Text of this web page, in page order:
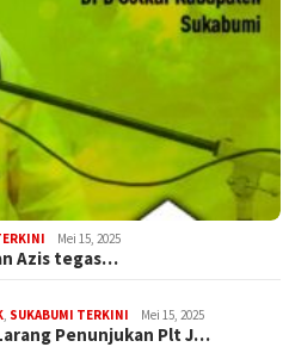
Mei 15, 2025
Azis tegas…
, SUKABUMI TERKINI Mei 15, 2025
Penunjukan Plt J…